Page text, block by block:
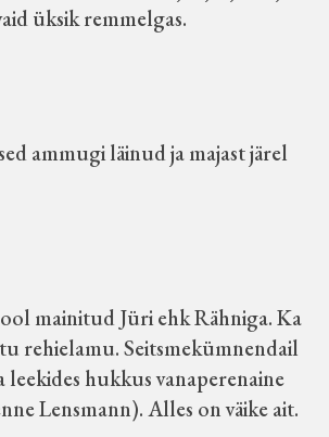
üksik remmelgas.
ammugi läinud ja majast järel
mainitud Jüri ehk Rähniga. Ka
rehielamu. Seitsmekümnendail
leekides hukkus vanaperenaine
Lensmann). Alles on väike ait.